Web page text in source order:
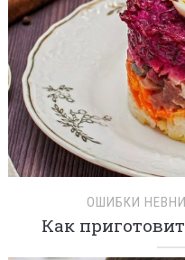
ОШИБКИ
Как